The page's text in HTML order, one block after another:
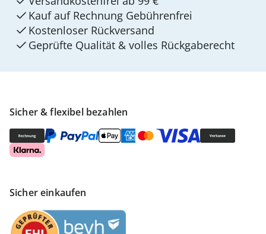
Sicher & flexibel bezahlen
Sicher einkaufen
Kauf auf Rechnung Gebührenfrei
Kostenloser Rückversand
Geprüfte Qualität & volles Rückgaberecht